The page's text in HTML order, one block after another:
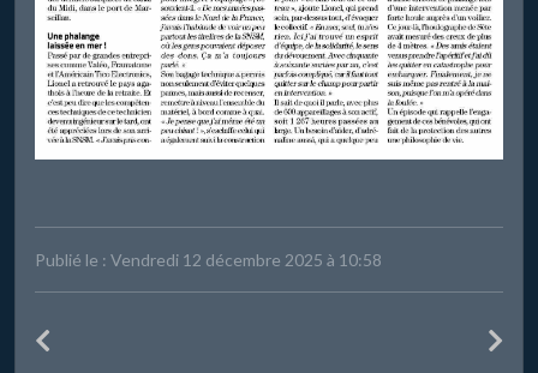
Publié le : Vendredi 12 décembre 2025 à 10:58